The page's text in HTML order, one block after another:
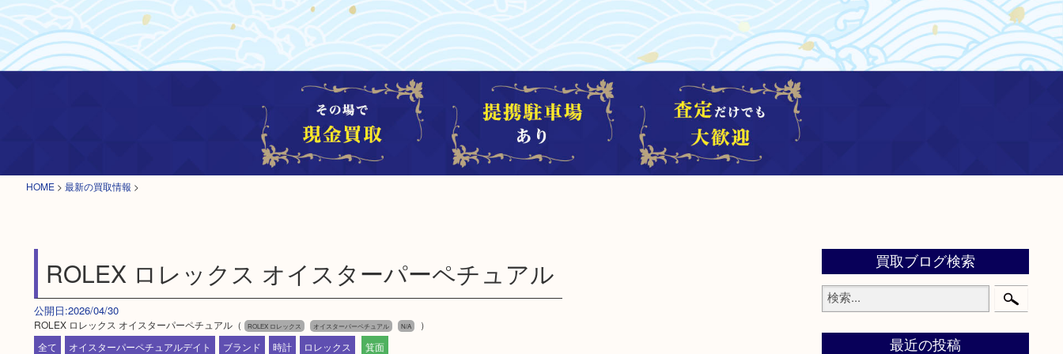
HOME > 最新の買取情報 >
ROLEX ロレックス オイスターパーペチュアル
公開日:2026/04/30
ROLEX ロレックス オイスターパーペチュアル（ ROLEX ロレックス オイスターパーペチュアル N/A
）
全て
オイスターパーペチュアルデイト ブランド 時計 ロレックス 箕面
買取ブログ検索
最近の投稿